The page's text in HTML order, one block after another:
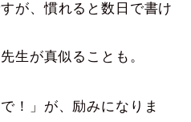
が、慣れると数日で書け
生が真似ることも。
！」が、励みになりま